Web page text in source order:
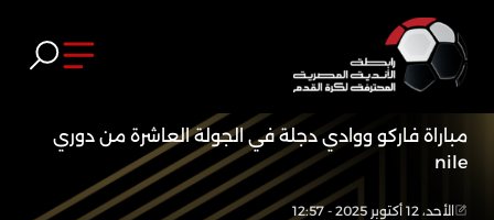
مباراة فاركو ووادي دجلة في الجولة العاشرة من دوري
nile
الأحد، 12 أكتوبر 2025 - 12:57